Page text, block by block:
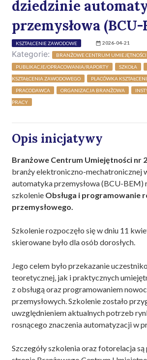
dziedzinie
przemysłowa (BCU-
KSZTAŁCENIE ZAWODOWE 2026-04-21
Kategorie: BRANŻOWE CENTRUM UMIEJĘTNOŚCI
PUBLIKACJE/OPRACOWANIA/RAPORTY
SZKOŁA
KSZTAŁCENIA ZAWODOWEGO
PLACÓWKA
PRACODAWCA
ORGANIZACJA BRANŻOWA
PRACY
Opis inicjatywy
Branżowe Centrum Umiejętności nr
branży elektroniczno-mechatronicznej
automatyka przemysłowa (BCU-BEM)
szkolenie Obsługa i programowanie
przemysłowego.
Szkolenie rozpoczęło się w dniu 11
skierowane było dla osób dorosłych.
Jego celem było przekazanie
teoretycznej, jak i praktycznych
z obsługą oraz programowaniem
przemysłowych. Szkolenie zostało
uwzględnieniem aktualnych potrzeb
rosnącego znaczenia automatyzacji w
Szczegóły szkolenia oraz fotorelacja